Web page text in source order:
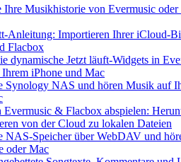
Ihre Musikhistorie von Evermusic
Anleitung: Importieren Ihrer iCloud-
Flacbox
dynamische Jetzt läuft-Widgets in
iPhone und Mac
Synology NAS und hören Musik auf
& Flacbox abspielen:
von der Cloud zu lokalen Dateien
NAS-Speicher über WebDAV und
oder Mac